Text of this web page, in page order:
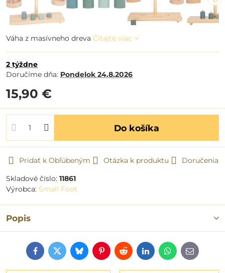
Váha z masívneho dreva Čítajte viac
2 týždne
Doručíme dňa: Pondelok 24.8.2026
15,90 €
Do košíka
Pridať k Obľúbeným Otázka k produktu
Doručenia
Skladové číslo: 11861
Výrobca: Small Foot
Popis
FacebookTwitterBlueskyPinterestRedditLinkedInWhatsApp
E-
mail